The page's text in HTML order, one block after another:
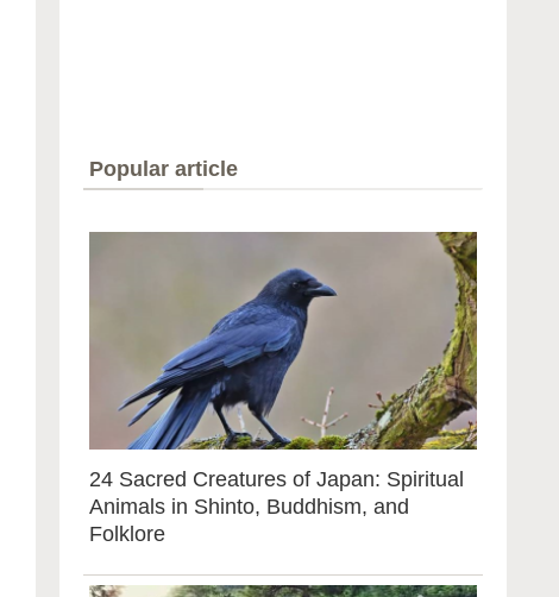
Popular article
24 Sacred Creatures of Japan: Spiritual
Animals in Shinto, Buddhism, and
Folklore